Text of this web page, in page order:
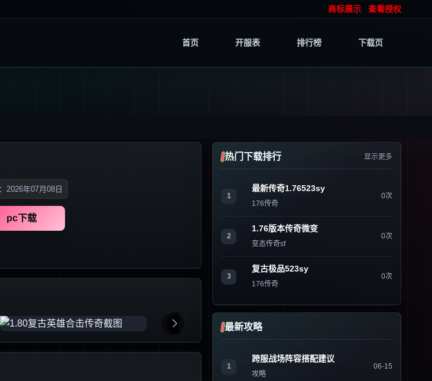
商标展示 查看授权
首页 开服表 排行榜 下载页
2026年07月08日
pc下载
热门下载排行 显示更多
1
最新传奇1.76523sy
176传奇
0次
2
1.76版本传奇微变
变态传奇sf
0次
3
复古极品523sy
176传奇
0次
最新攻略
1
跨服战场阵容搭配建议
攻略
06-15